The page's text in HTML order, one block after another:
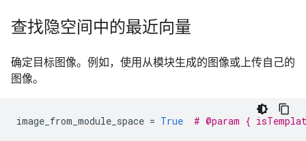
查找隐空间中的最近向量
确定目标图像。例如，使用从模块生成的图像或上传自己的
图像。
image_from_module_space = True # @param {